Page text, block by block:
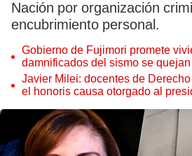
Nación por organización
encubrimiento personal.
Gobierno de Fujimori promete
damnificados del sismo se
Javier Milei: docentes de
el honoris causa otorgado al